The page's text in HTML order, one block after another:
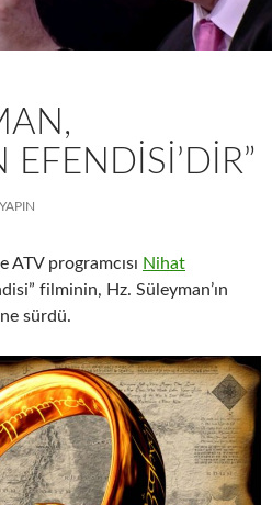
ATV programcısı Nihat
filminin, Hz. Süleyman’ın
sürdü.